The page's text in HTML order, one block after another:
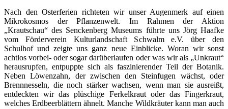
Nach den Osterferien richteten wir unser Augenmerk auf einen
Mikrokosmos der Pflanzenwelt. Im Rahmen der Aktion
„Krautschau“ des Senckenberg Museums führte uns Jörg Haafke
vom Förderverein Kulturlandschaft Schwalm e.V. über den
Schulhof und zeigte uns ganz neue Einblicke. Woran wir sonst
achtlos vorbei- oder sogar darüberlaufen oder was wir als „Unkraut“
herausrupfen, entpuppte sich als faszinierender Teil der Botanik.
Neben Löwenzahn, der zwischen den Steinfugen wächst, oder
Brennnesseln, die noch stärker wachsen, wenn man sie ausreißt,
entdeckten wir das plüschige Ferkelkraut oder das Fingerkraut,
welches Erdbeerblättern ähnelt. Manche Wildkräuter kann man auch